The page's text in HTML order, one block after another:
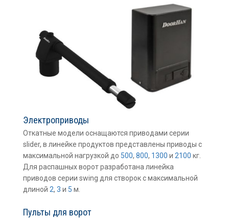
Электроприводы
Откатные модели оснащаются приводами серии
slider, в линейке продуктов представлены приводы с
максимальной нагрузкой до 500, 800, 1300 и 2100 кг.
Для распашных ворот разработана линейка
приводов серии swing для створок с максимальной
длиной 2, 3 и 5 м.
Пульты для ворот